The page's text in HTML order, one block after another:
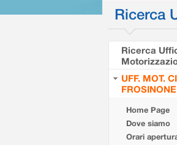
Ricerca
Ricerca
UFF. MOT.
FROSINONE
Home Page
Dove siamo
Orari